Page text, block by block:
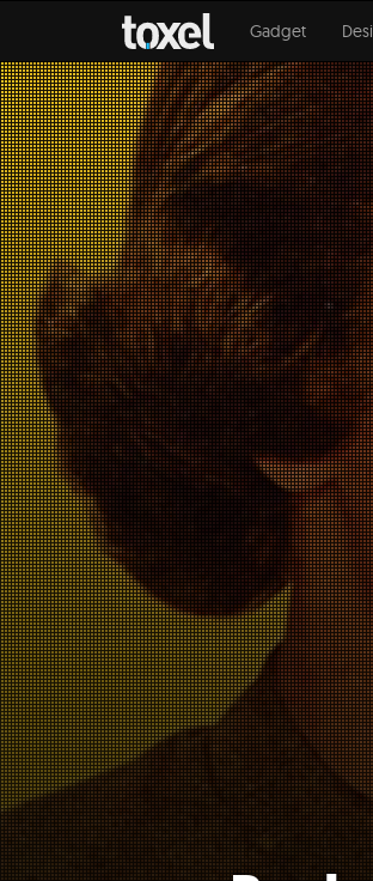
Gadget